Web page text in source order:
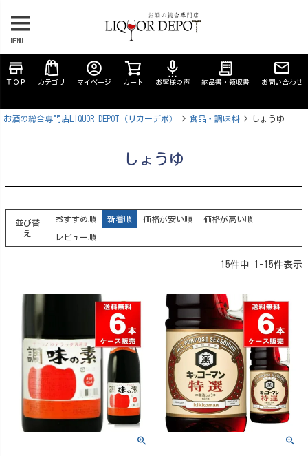
MENU
store
ＴＯＰ カテゴリ
account_circle
マイページ カート
settings_voice
お客様の声
receipt_long
納品書・領収書 お問い合わせ
お酒の総合専門店LIQUOR DEPOT（リカーデポ） 食品・調味料 しょうゆ
しょうゆ
並び替
え
おすすめ順 新着順 価格が安い順 価格が高い順
レビュー順
15件中 1 -15件表示